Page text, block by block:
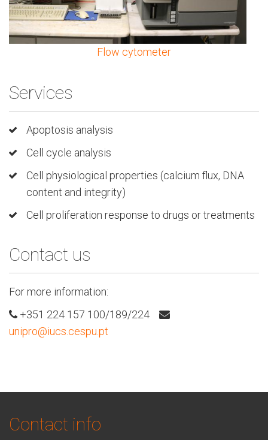
Flow cytometer
Services
Apoptosis analysis
Cell cycle analysis
Cell physiological properties (calcium flux, DNA
content and integrity)
Cell proliferation response to drugs or treatments
Contact us
For more information:
+351 224 157 100/189/224
unipro@iucs.cespu.pt
Contact info